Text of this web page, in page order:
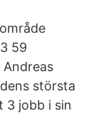
59
Andreas
största
3 jobb i sin